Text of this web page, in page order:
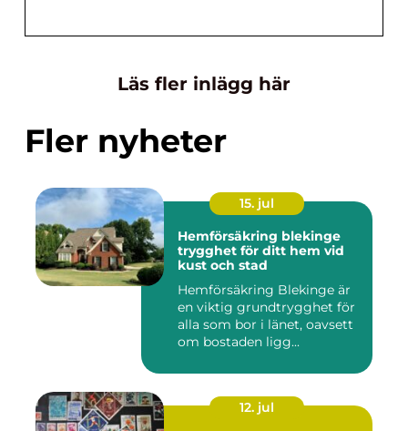
Läs fler inlägg här
Fler nyheter
15. jul
Hemförsäkring blekinge
trygghet för ditt hem vid
kust och stad
Hemförsäkring Blekinge är
en viktig grundtrygghet för
alla som bor i länet, oavsett
om bostaden ligg...
12. jul